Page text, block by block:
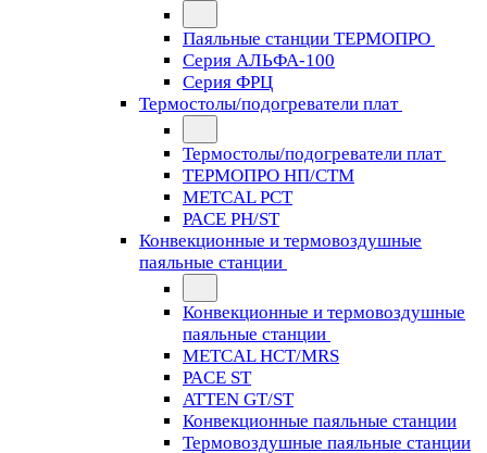
Паяльные станции ТЕРМОПРО
Серия АЛЬФА-100
Серия ФРЦ
Термостолы/подогреватели плат
Термостолы/подогреватели плат
ТЕРМОПРО НП/СТМ
METCAL PCT
PACE PH/ST
Конвекционные и термовоздушные
паяльные станции
Конвекционные и термовоздушные
паяльные станции
METCAL HCT/MRS
PACE ST
ATTEN GT/ST
Конвекционные паяльные станции
Термовоздушные паяльные станции